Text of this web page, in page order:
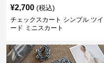
¥2,700 (税込)
チェックスカート シンプル ツイ
ード ミニスカート